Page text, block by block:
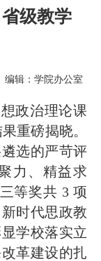
27
学
25
资
24
24
23
尔
级教学
编辑： 学院办公室
政治理论课
重磅揭晓。
选的严苛评
力、精益求
等奖共 3 项
时代思政教
学校落实立
革建设的扎